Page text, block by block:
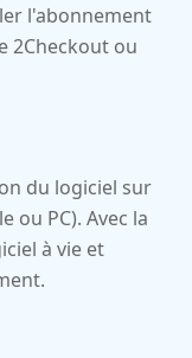
l'abonnement
2Checkout ou
du logiciel sur
PC). Avec la
à vie et